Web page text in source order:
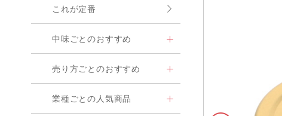
これが定番
中味ごとのおすすめ
売り方ごとのおすすめ
業種ごとの人気商品